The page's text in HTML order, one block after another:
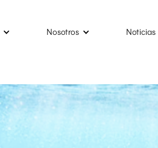
Nosotros Noticias